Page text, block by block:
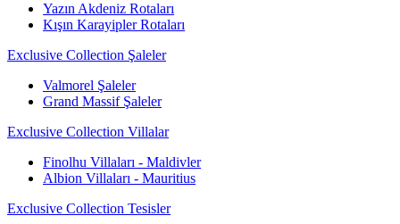
Yazın Akdeniz Rotaları
Kışın Karayipler Rotaları
Exclusive Collection Şaleler
Valmorel Şaleler
Grand Massif Şaleler
Exclusive Collection Villalar
Finolhu Villaları - Maldivler
Albion Villaları - Mauritius
Exclusive Collection Tesisler